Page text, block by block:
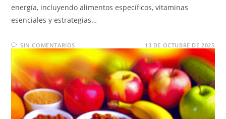
energía, incluyendo alimentos específicos, vitaminas
esenciales y estrategias…
SIN COMENTARIOS 13 DE OCTUBRE DE 2025